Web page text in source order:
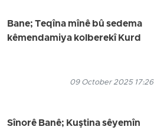
Bane; Teqîna mînê bû sedema
kêmendamiya kolberekî Kurd
09 October 2025 17:26
Sînorê Banê; Kuştina sêyemîn